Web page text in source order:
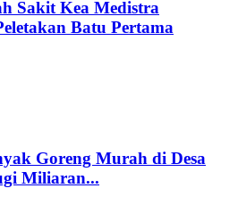
Sakit Kea Medistra
Batu Pertama
Goreng Murah di Desa
Miliaran...